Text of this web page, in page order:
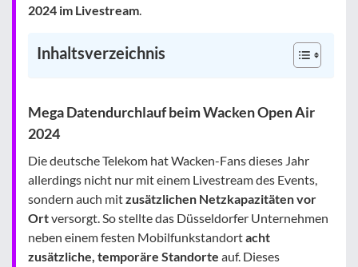
2024 im Livestream.
Inhaltsverzeichnis
Mega Datendurchlauf beim Wacken Open Air
2024
Die deutsche Telekom hat Wacken-Fans dieses Jahr
allerdings nicht nur mit einem Livestream des Events,
sondern auch mitzusätzlichen Netzkapazitäten vor
Ortversorgt. So stellte das Düsseldorfer Unternehmen
neben einem festen Mobilfunkstandortacht
zusätzliche, temporäre Standorte auf. Dieses